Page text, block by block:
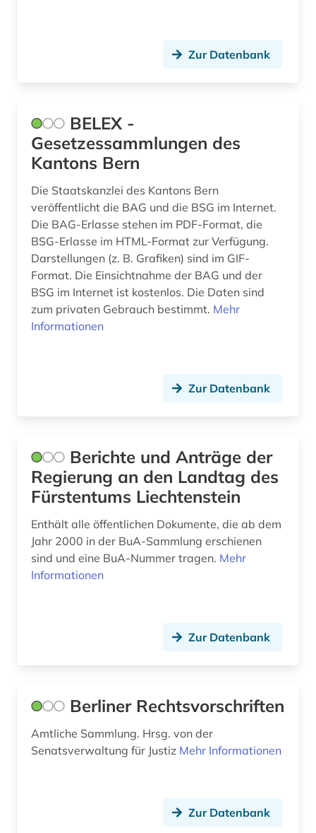
handelsmarke (1)
handelsregister (1)
handschrift (2)
hassrede (1)
hate crime (1)
hohenzollern (1)
indien (3)
informationsfreiheit (1)
inschrift (1)
insolvenz (2)
international labour organization (2)
international military tribunal (1)
internationale arbeitsorganisation (1)
internationale rechtssprechung (1)
Zur Datenbank
BELEX -
Gesetzessammlungen des
Kantons Bern
Die Staatskanzlei des Kantons Bern
veröffentlicht die BAG und die BSG im Internet.
Die BAG-Erlasse stehen im PDF-Format, die
BSG-Erlasse im HTML-Format zur Verfügung.
Darstellungen (z. B. Grafiken) sind im GIF-
Format. Die Einsichtnahme der BAG und der
BSG im Internet ist kostenlos. Die Daten sind
zum privaten Gebrauch bestimmt. Mehr
Informationen
Zur Datenbank
Berichte und Anträge der
Regierung an den Landtag des
Fürstentums Liechtenstein
Enthält alle öffentlichen Dokumente, die ab dem
Jahr 2000 in der BuA-Sammlung erschienen
sind und eine BuA-Nummer tragen. Mehr
Informationen
Zur Datenbank
Berliner Rechtsvorschriften
Amtliche Sammlung. Hrsg. von der
Senatsverwaltung für Justiz Mehr Informationen
Zur Datenbank